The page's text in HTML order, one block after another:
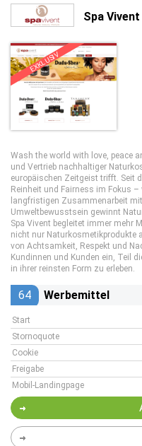
Spa Vivent
EXKLUSIV
Wash the world with love, peace
und Vertrieb nachhaltiger
europäischen Zeitgeist trifft. Seit
Reinheit und Fairness im Fokus
langfristigen Zusammenarbeit
Umweltbewusstsein gewinnt
Spa Vivent begleitet immer mehr
nicht nur Naturkosmetikprodukte
von Achtsamkeit, Respekt und
Kundinnen und Kunden ein, Teil
in ihrer reinsten Form zu erleben.
64 Werbemittel
Start
Stornoquote
Cookie
Freigabe
Mobil-Landingpage